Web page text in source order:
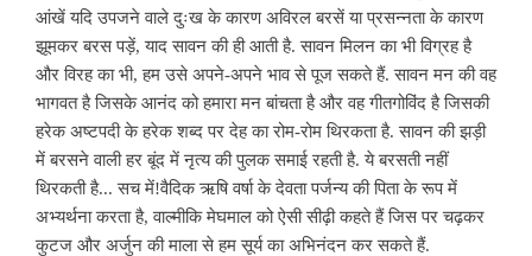
आंखें यदि उपजने वाले दुःख के कारण अविरल बरसें या प्रसन्नता के कारण
झूमकर बरस पड़ें, याद सावन की ही आती है. सावन मिलन का भी विग्रह है
और विरह का भी, हम उसे अपने-अपने भाव से पूज सकते हैं. सावन मन की वह
भागवत है जिसके आनंद को हमारा मन बांचता है और वह गीतगोविंद है जिसकी
हरेक अष्टपदी के हरेक शब्द पर देह का रोम-रोम थिरकता है. सावन की झड़ी
में बरसने वाली हर बूंद में नृत्य की पुलक समाई रहती है. ये बरसती नहीं
थिरकती है... सच में!वैदिक ऋषि वर्षा के देवता पर्जन्य की पिता के रूप में
अभ्यर्थना करता है, वाल्मीकि मेघमाल को ऐसी सीढ़ी कहते हैं जिस पर चढ़कर
कुटज और अर्जुन की माला से हम सूर्य का अभिनंदन कर सकते हैं.